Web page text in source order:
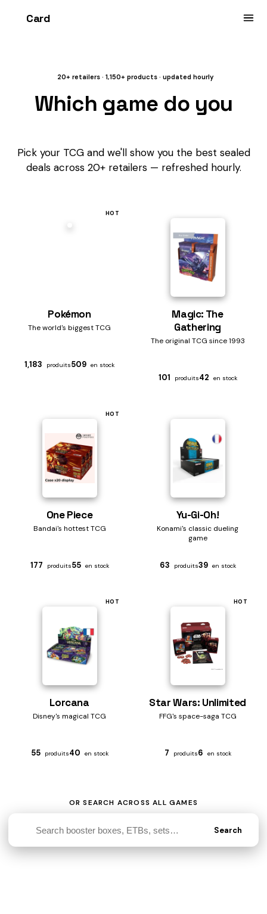
Card
20+ retailers · 1,150+ products · updated hourly
Which game do you
Pick your TCG and we'll show you the best sealed
deals across 20+ retailers — refreshed hourly.
HOT
Pokémon
The world's biggest TCG
1,183 produits509 en stock
Magic: The
Gathering
The original TCG since 1993
101 produits42 en stock
HOT
One Piece
Bandai's hottest TCG
177 produits55 en stock
Yu-Gi-Oh!
Konami's classic dueling
game
63 produits39 en stock
HOT
Lorcana
Disney's magical TCG
55 produits40 en stock
HOT
Star Wars: Unlimited
FFG's space-saga TCG
7 produits6 en stock
OR SEARCH ACROSS ALL GAMES
Search